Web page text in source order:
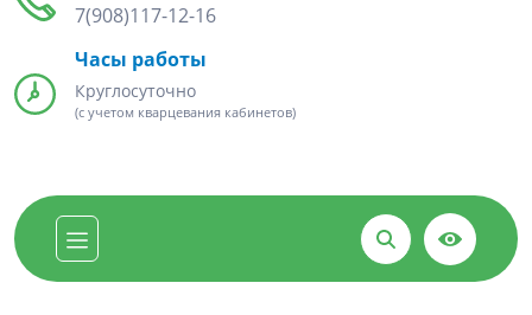
7(908)117-12-16
Часы работы
Круглосуточно
(с учетом кварцевания кабинетов)